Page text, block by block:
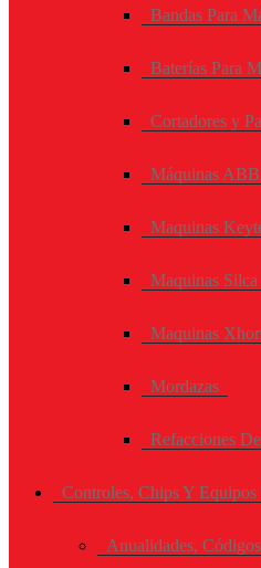
Bandas Para
Baterías Para
Cortadores y
Máquinas
Maquinas
Maquinas Silca
Maquinas
Mordazas
Refacciones
Controles, Chips Y
Anualidades,